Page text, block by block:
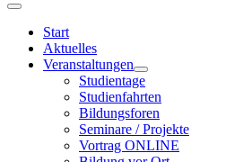
Start
Aktuelles
Veranstaltungen
Studientage
Studienfahrten
Bildungsforen
Seminare / Projekte
Vortrag ONLINE